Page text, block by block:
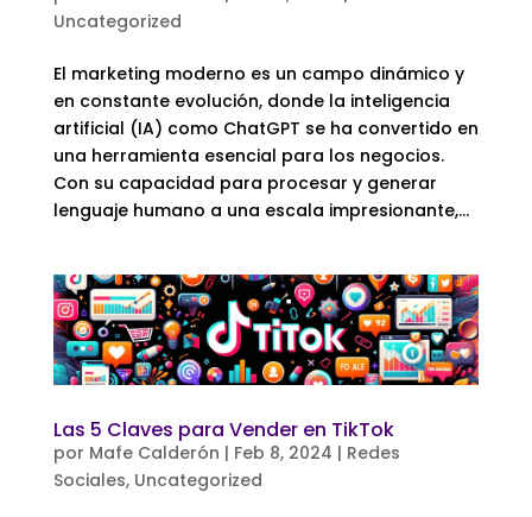
Uncategorized
El marketing moderno es un campo dinámico y
en constante evolución, donde la inteligencia
artificial (IA) como ChatGPT se ha convertido en
una herramienta esencial para los negocios.
Con su capacidad para procesar y generar
lenguaje humano a una escala impresionante,...
Las 5 Claves para Vender en TikTok
por Mafe Calderón | Feb 8, 2024 | Redes
Sociales, Uncategorized